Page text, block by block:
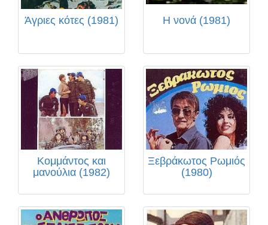
Άγριες κότες (1981) Η νονά (1981)
Κομμάντος και
μανούλια (1982)
Ξεβράκωτος Ρωμιός
(1980)